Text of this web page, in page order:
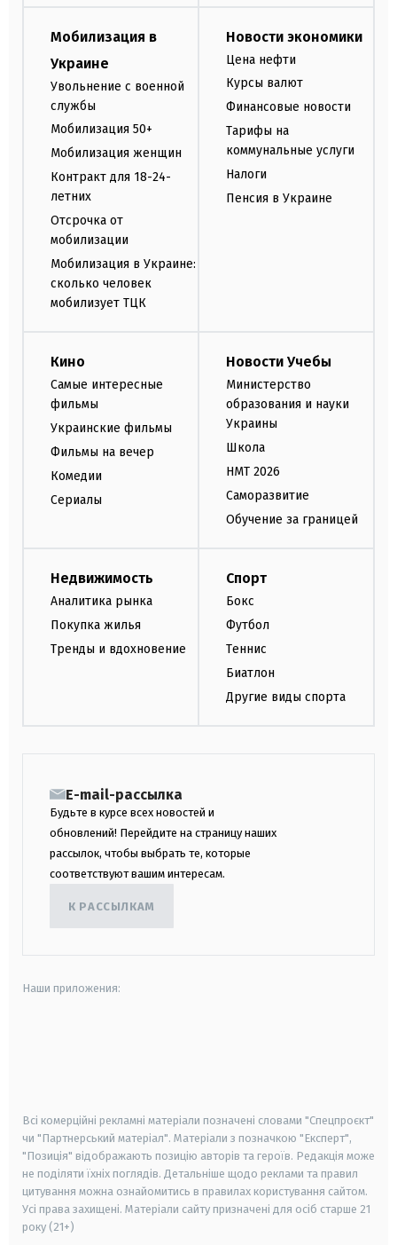
Мобилизация в
Украине
Увольнение с военной
службы
Мобилизация 50+
Мобилизация женщин
Контракт для 18-24-
летних
Отсрочка от
мобилизации
Мобилизация в Украине:
сколько человек
мобилизует ТЦК
Новости экономики
Цена нефти
Курсы валют
Финансовые новости
Тарифы на
коммунальные услуги
Налоги
Пенсия в Украине
Кино
Самые интересные
фильмы
Украинские фильмы
Фильмы на вечер
Комедии
Сериалы
Новости Учебы
Министерство
образования и науки
Украины
Школа
НМТ 2026
Саморазвитие
Обучение за границей
Недвижимость
Аналитика рынка
Покупка жилья
Тренды и вдохновение
Спорт
Бокс
Футбол
Теннис
Биатлон
Другие виды спорта
E-mail-рассылка
Будьте в курсе всех новостей и
обновлений! Перейдите на страницу наших
рассылок, чтобы выбрать те, которые
соответствуют вашим интересам.
К РАССЫЛКАМ
Наши приложения:
Всі комерційні рекламні матеріали позначені словами "Спецпроєкт"
чи "Партнерський матеріал". Матеріали з позначкою "Експерт",
"Позиція" відображають позицію авторів та героїв. Редакція може
не поділяти їхніх поглядів. Детальніше щодо реклами та правил
цитування можна ознайомитись в правилах користування сайтом.
Усі права захищені. Матеріали сайту призначені для осіб старше 21
року (21+)